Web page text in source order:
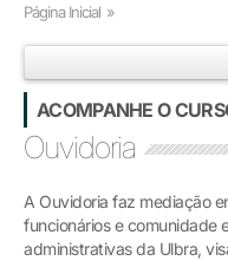
Graduação
Educação a Distância
Pesquisa
Página Inicial »
ACOMPANHE O
Ouvidoria
A Ouvidoria faz mediação
funcionários e comunidade
administrativas da Ulbra,